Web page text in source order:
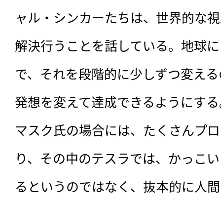
ャル・シンカーたちは、世界的な
解決行うことを話している。地球
で、それを段階的に少しずつ変え
発想を変えて達成できるようにす
マスク氏の場合には、たくさんプ
り、その中のテスラでは、かっこ
るというのではなく、抜本的に人